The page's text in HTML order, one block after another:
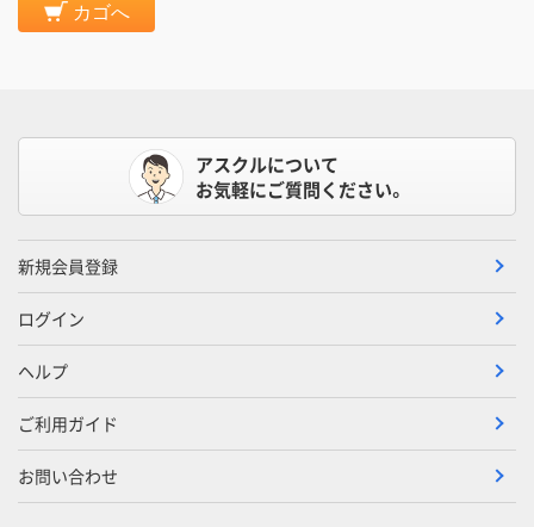
カゴへ
アスクルについて
お気軽にご質問ください。
新規会員登録
ログイン
ヘルプ
ご利用ガイド
お問い合わせ